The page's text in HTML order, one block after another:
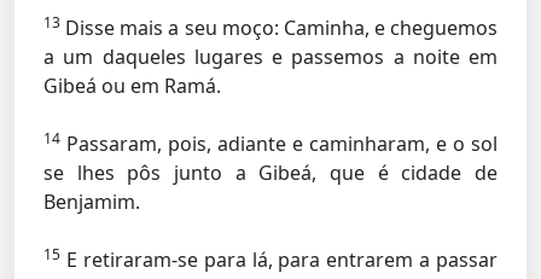
13 Disse mais a seu moço: Caminha, e cheguemos
a um daqueles lugares e passemos a noite em
Gibeá ou em Ramá.
14 Passaram, pois, adiante e caminharam, e o sol
se lhes pôs junto a Gibeá, que é cidade de
Benjamim.
15 E retiraram-se para lá, para entrarem a passar